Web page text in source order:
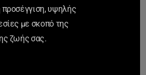
προσέγγιση, υψηλής
με σκοπό της
ζωής σας.